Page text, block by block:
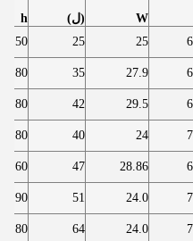
W (ل)
h
25
25
7.50
27.9
35
11.80
29.5
42
11.80
24
40
8.80
28.86
47
8.60
24.0
51
7.90
24.0
64
7.80